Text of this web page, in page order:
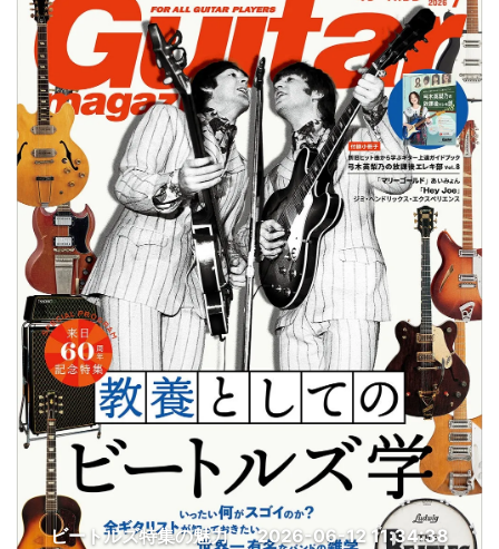
ビートルズ特集の魅力 2026-06-12 11:34:38